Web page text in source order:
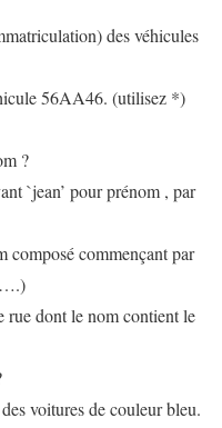
des véhicules
56AA46. (utilisez *)
?
`jean’ pour prénom , par
composé commençant par
rue dont le nom contient le
voitures de couleur bleu.